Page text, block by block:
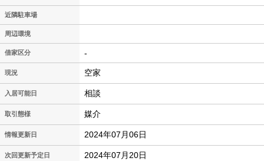
近隣駐車場
周辺環境
借家区分 -
現況 空家
入居可能日 相談
取引態様 媒介
情報更新日 2024年07月06日
次回更新予定日 2024年07月20日